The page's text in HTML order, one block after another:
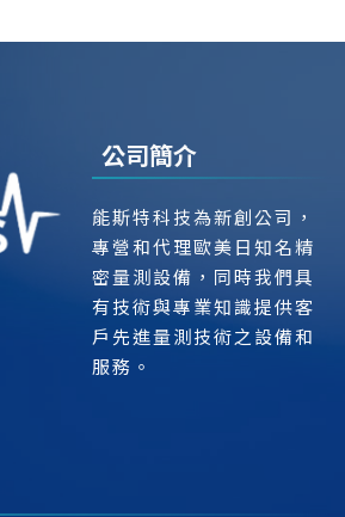
公司簡介
能斯特科技為新創公司，
專營和代理歐美日知名精
密量測設備，同時我們具
有技術與專業知識提供客
戶先進量測技術之設備和
服務。